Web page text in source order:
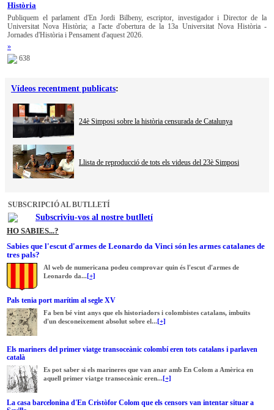
Història
Publiquem el parlament d'En Jordi Bilbeny, escriptor, investigador i Director de la
Universitat Nova Història; a l'acte d'obertura de la 13a Universitat Nova Història -
Jornades d'Història i Pensament d'aquest 2026.
»
638
Vídeos recentment publicats:
24è Simposi sobre la història censurada de Catalunya
Llista de reproducció de tots els videus del 23è Simposi
SUBSCRIPCIÓ AL BUTLLETÍ
Subscriviu-vos al nostre butlletí
HO SABIES...?
Sabies que l'escut d'armes de Leonardo da Vinci són les armes catalanes de
tres pals?
Al web de numericana podeu comprovar quin és l'escut d'armes de
Leonardo da...[+]
Pals tenia port marítim al segle XV
Fa ben bé vint anys que els historiadors i colombistes catalans, imbuïts
d'un desconeixement absolut sobre el...[+]
Els mariners del primer viatge transoceànic colombí eren tots catalans i parlaven
català
Es pot saber si els marineres que van anar amb En Colom a Amèrica en
aquell primer viatge transoceànic eren...[+]
La casa barcelonina d'En Cristòfor Colom que els censors van intentar situar a